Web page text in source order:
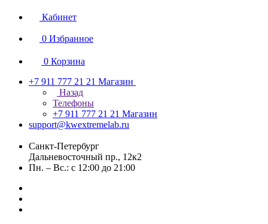
Кабинет
0 Избранное
0 Корзина
+7 911 777 21 21 Магазин
Назад
Телефоны
+7 911 777 21 21 Магазин
support@kwextremelab.ru
Санкт-Петербург
Дальневосточный пр., 12к2
Пн. – Вс.: с 12:00 до 21:00